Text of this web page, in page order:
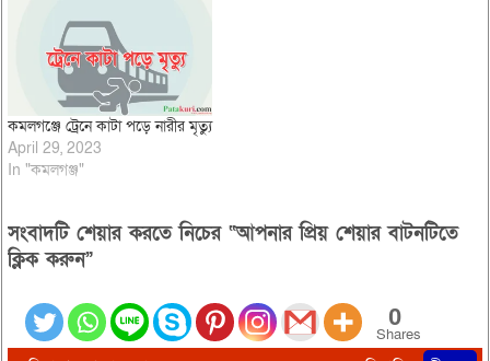
কমলগঞ্জে ট্রেনে কাটা পড়ে নারীর মৃত্যু
April 29, 2023
In "কমলগঞ্জ"
সংবাদটি শেয়ার করতে নিচের “আপনার প্রিয় শেয়ার বাটনটিতে
ক্লিক করুন”
0
Shares